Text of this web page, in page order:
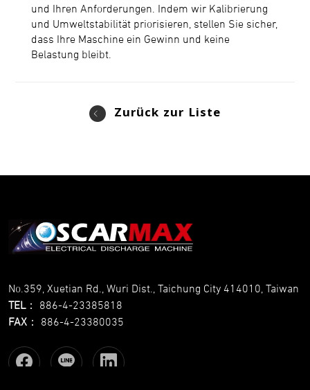
und Ihren Anforderungen. Indem wir Kalibrierung
und Umweltstabilität priorisieren, stellen Sie sicher,
dass Ihre Maschine ein Gewinn und keine
Belastung bleibt.
Zurück zur Liste
No.359, Xuetian Rd., Wuri Dist., Taichung City 414010, Taiwan
TEL： 886-4-23385818
FAX ： 886-4-23380035